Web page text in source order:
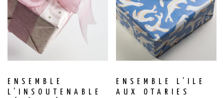
ENSEMBLE
L’INSOUTENABLE
ENSEMBLE L’ILE
AUX OTARIES